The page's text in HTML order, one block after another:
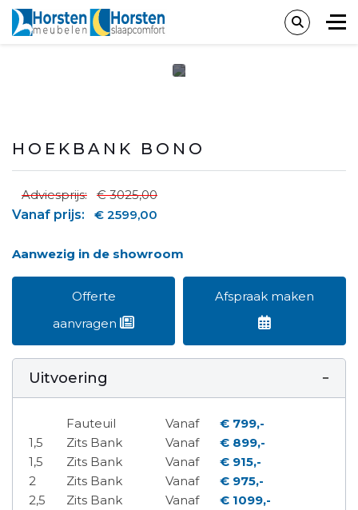
HOEKBANK BONO
Adviesprijs:
€ 3025,00
Vanaf prijs:
€ 2599,00
Aanwezig in de showroom
Offerte
aanvragen
Afspraak maken
Uitvoering
1,5
1,5
2
2,5
Fauteuil
Zits Bank
Zits Bank
Zits Bank
Zits Bank
Vanaf
Vanaf
Vanaf
Vanaf
Vanaf
€ 799,-
€ 899,-
€ 915,-
€ 975,-
€ 1099,-